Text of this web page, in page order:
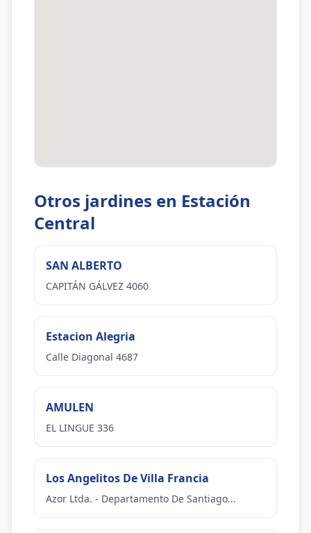
Otros jardines en Estación
Central
SAN ALBERTO
CAPITÁN GÁLVEZ 4060
Estacion Alegria
Calle Diagonal 4687
AMULEN
EL LINGUE 336
Los Angelitos De Villa Francia
Azor Ltda. - Departamento De Santiago...